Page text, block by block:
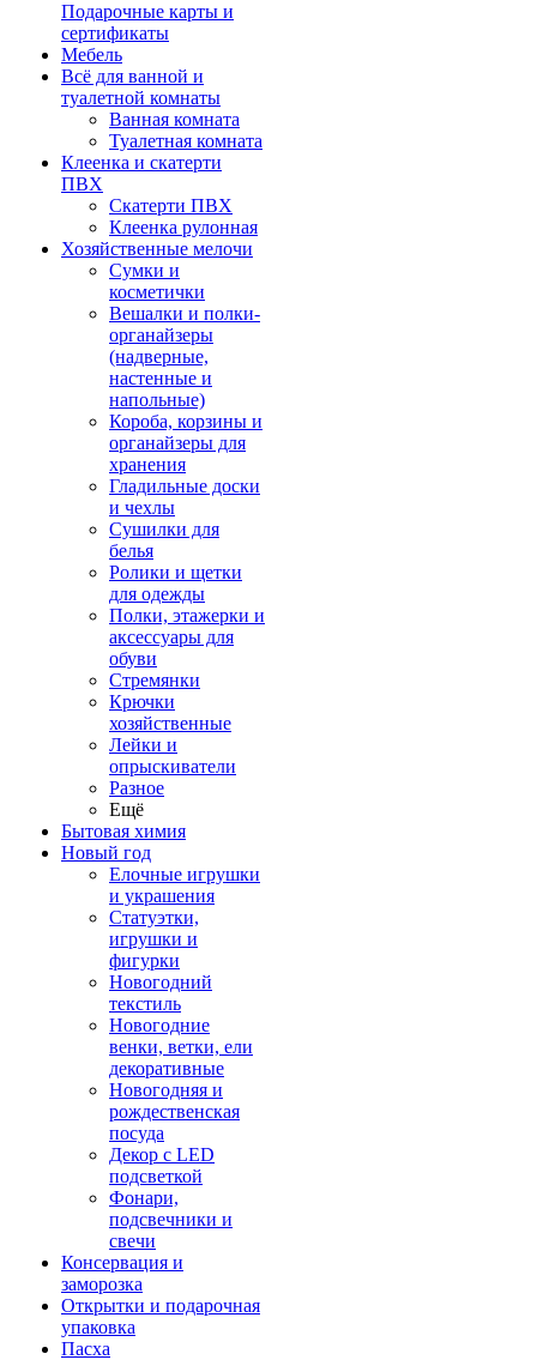
Подарочные карты и
сертификаты
Мебель
Всё для ванной и
туалетной комнаты
Ванная комната
Туалетная комната
Клеенка и скатерти
ПВХ
Скатерти ПВХ
Клеенка рулонная
Хозяйственные мелочи
Сумки и
косметички
Вешалки и полки-
органайзеры
(надверные,
настенные и
напольные)
Короба, корзины и
органайзеры для
хранения
Гладильные доски
и чехлы
Сушилки для
белья
Ролики и щетки
для одежды
Полки, этажерки и
аксессуары для
обуви
Стремянки
Крючки
хозяйственные
Лейки и
опрыскиватели
Разное
Ещё
Бытовая химия
Новый год
Елочные игрушки
и украшения
Статуэтки,
игрушки и
фигурки
Новогодний
текстиль
Новогодние
венки, ветки, ели
декоративные
Новогодняя и
рождественская
посуда
Декор с LED
подсветкой
Фонари,
подсвечники и
свечи
Консервация и
заморозка
Открытки и подарочная
упаковка
Пасха